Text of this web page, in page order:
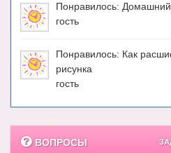
Понравилось:
гость
Понравилось: Как
рисунка
гость
ВОПРОСЫ